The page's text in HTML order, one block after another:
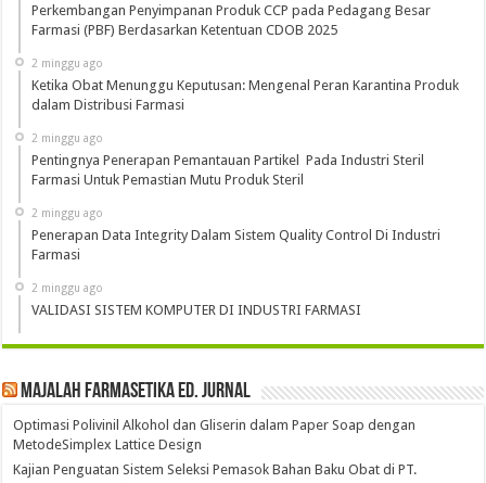
Perkembangan Penyimpanan Produk CCP pada Pedagang Besar
Farmasi (PBF) Berdasarkan Ketentuan CDOB 2025
2 minggu ago
Ketika Obat Menunggu Keputusan: Mengenal Peran Karantina Produk
dalam Distribusi Farmasi
2 minggu ago
Pentingnya Penerapan Pemantauan Partikel Pada Industri Steril
Farmasi Untuk Pemastian Mutu Produk Steril
2 minggu ago
Penerapan Data Integrity Dalam Sistem Quality Control Di Industri
Farmasi
2 minggu ago
VALIDASI SISTEM KOMPUTER DI INDUSTRI FARMASI
Majalah Farmasetika Ed. Jurnal
Optimasi Polivinil Alkohol dan Gliserin dalam Paper Soap dengan
MetodeSimplex Lattice Design
Kajian Penguatan Sistem Seleksi Pemasok Bahan Baku Obat di PT.